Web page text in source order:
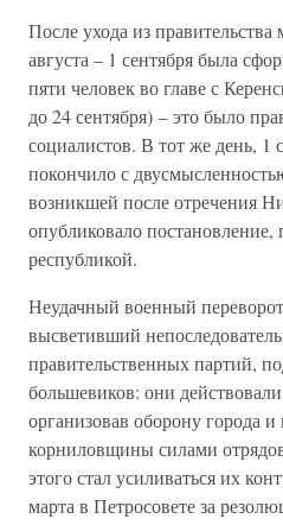
После ухода из
августа – 1 сентября была
пяти человек во главе с
до 24 сентября) – это было
социалистов. В тот же день, 1
покончило с
возникшей после отречения
опубликовало
республикой.
Неудачный военный
высветивший
правительственных партий,
большевиков: они
организовав оборону города
корниловщины силами
этого стал усиливаться их
марта в Петросовете за